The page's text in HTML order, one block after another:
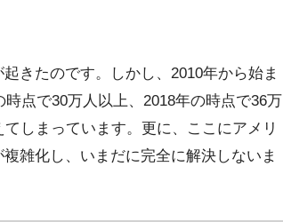
きたのです。しかし、2010年から始ま
点で30万人以上、2018年の時点で36万
てしまっています。更に、ここにアメリ
雑化し、いまだに完全に解決しないま